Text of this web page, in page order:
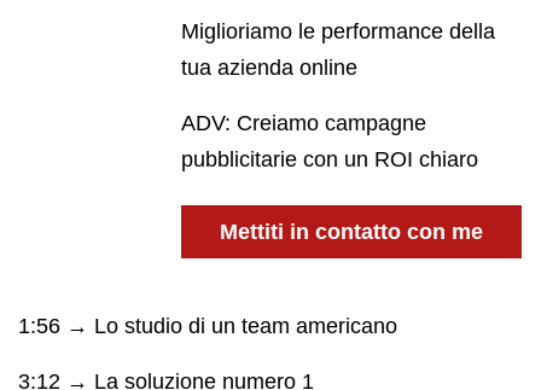
Miglioriamo le performance della
tua azienda online
ADV: Creiamo campagne
pubblicitarie con un ROI chiaro
Mettiti in contatto con me
1:56 → Lo studio di un team americano
3:12 → La soluzione numero 1